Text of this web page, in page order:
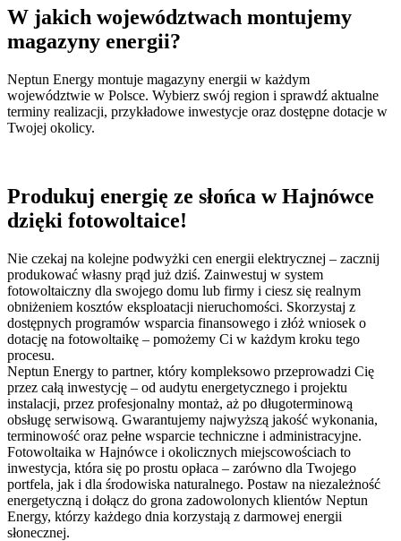
W jakich województwach montujemy
magazyny energii?
Neptun Energy montuje magazyny energii w każdym
województwie w Polsce. Wybierz swój region i sprawdź aktualne
terminy realizacji, przykładowe inwestycje oraz dostępne dotacje w
Twojej okolicy.
Produkuj energię ze słońca w Hajnówce
dzięki fotowoltaice!
Nie czekaj na kolejne podwyżki cen energii elektrycznej – zacznij
produkować własny prąd już dziś. Zainwestuj w system
fotowoltaiczny dla swojego domu lub firmy i ciesz się realnym
obniżeniem kosztów eksploatacji nieruchomości. Skorzystaj z
dostępnych programów wsparcia finansowego i złóż wniosek o
dotację na fotowoltaikę – pomożemy Ci w każdym kroku tego
procesu.
Neptun Energy to partner, który kompleksowo przeprowadzi Cię
przez całą inwestycję – od audytu energetycznego i projektu
instalacji, przez profesjonalny montaż, aż po długoterminową
obsługę serwisową. Gwarantujemy najwyższą jakość wykonania,
terminowość oraz pełne wsparcie techniczne i administracyjne.
Fotowoltaika w Hajnówce i okolicznych miejscowościach to
inwestycja, która się po prostu opłaca – zarówno dla Twojego
portfela, jak i dla środowiska naturalnego. Postaw na niezależność
energetyczną i dołącz do grona zadowolonych klientów Neptun
Energy, którzy każdego dnia korzystają z darmowej energii
słonecznej.